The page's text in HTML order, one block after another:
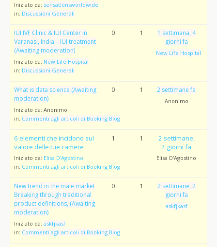
Iniziato da: sensationsworldwide
in: Discussioni Generali
IUI IVF Clinic & IUI Center in
Varanasi, India – IUI treatment
(Awaiting moderation)
Iniziato da: New Life Hospital
in: Discussioni Generali
0 1
1 settimana, 4
giorni fa
New Life Hospital
What is data science (Awaiting
moderation)
Iniziato da: Anonimo
in: Commenti agli articoli di Booking Blog
0 1 2 settimane fa
Anonimo
6 elementi che incidono sul
valore delle tue camere
Iniziato da: Elisa D’Agostino
in: Commenti agli articoli di Booking Blog
1 1
2 settimane,
2 giorni fa
Elisa D'Agostino
New trend in the male market
Breaking through traditional
product definitions, (Awaiting
moderation)
Iniziato da: askfjkasf
in: Commenti agli articoli di Booking Blog
0 1
2 settimane, 2
giorni fa
askfjkasf